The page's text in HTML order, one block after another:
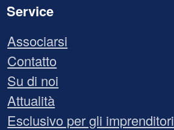
Service
Associarsi
Contatto
Su di noi
Attualità
Esclusivo per gli imprenditori